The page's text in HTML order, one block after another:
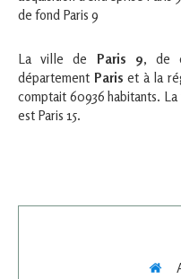
de fond Paris 9
La ville de Paris 9, de
département Paris et à la
comptait 60936 habitants.
est Paris 15.